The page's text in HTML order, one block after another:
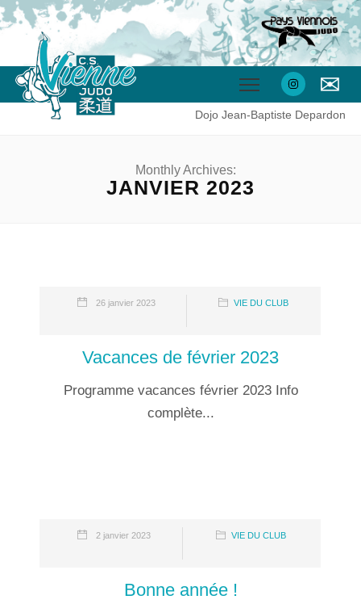
✉
Dojo Jean-Baptiste Depardon
Monthly Archives:
JANVIER 2023
26 janvier 2023 VIE DU CLUB
Vacances de février 2023
Programme vacances février 2023 Info
complète...
2 janvier 2023 VIE DU CLUB
Bonne année !